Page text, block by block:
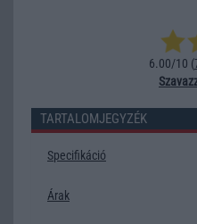
6.00/10 (
TARTALOMJEGYZÉK
Specifikáció
Árak